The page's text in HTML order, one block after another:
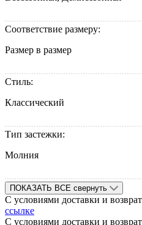
Соответствие размеру:
Размер в размер
Стиль:
Классический
Тип застежки:
Молния
ПОКАЗАТЬ ВСЕ свернуть
С условиями доставки и
ссылке
С условиями доставки и